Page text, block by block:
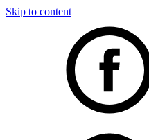
Skip to content